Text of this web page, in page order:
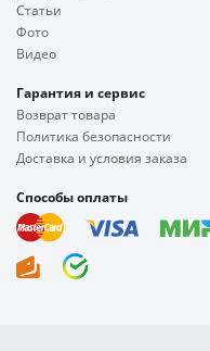
Статьи
Фото
Видео
Гарантия и сервис
Возврат товара
Политика безопасности
Доставка и условия заказа
Способы оплаты